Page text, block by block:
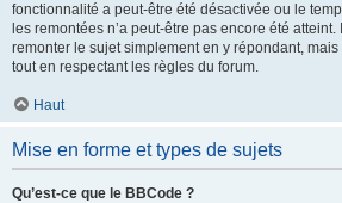
fonctionnalité a peut-être été désactivée ou le
les remontées n’a peut-être pas encore été
remonter le sujet simplement en y répondant,
tout en respectant les règles du forum.
Haut
Mise en forme et types de sujets
Qu’est-ce que le BBCode ?